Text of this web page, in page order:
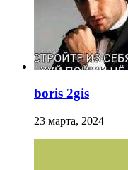
boris 2gis
23 марта, 2024